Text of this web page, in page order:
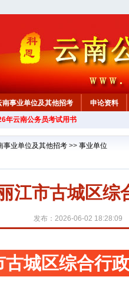
南事业单位及其他招考
申论资料
年云南公务员考试用书
事业单位及其他招考 >> 事业单位
江市古城区综
发布：2026-06-02 18:28:09
古城区综合行